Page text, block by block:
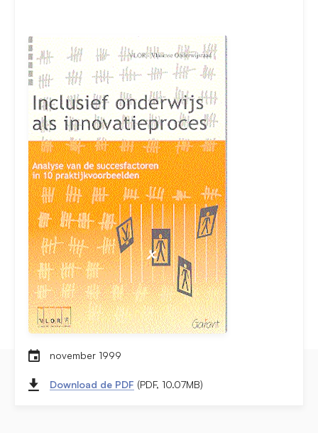
november 1999
Download de PDF (PDF, 10.07MB)